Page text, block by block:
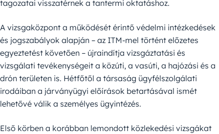
tagozatai visszatérnek a tantermi oktatáshoz.
A vizsgaközpont a működését érintő védelmi intézkedések
és jogszabályok alapján – az ITM-mel történt előzetes
egyeztetést követően – újraindítja vizsgáztatási és
vizsgálati tevékenységeit a közúti, a vasúti, a hajózási és a
drón területen is. Hétfőtől a társaság ügyfélszolgálati
irodáiban a járványügyi előírások betartásával ismét
lehetővé válik a személyes ügyintézés.
Első körben a korábban lemondott közlekedési vizsgákat